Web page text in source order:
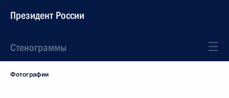
Президент России
Стенограммы
Фотографии